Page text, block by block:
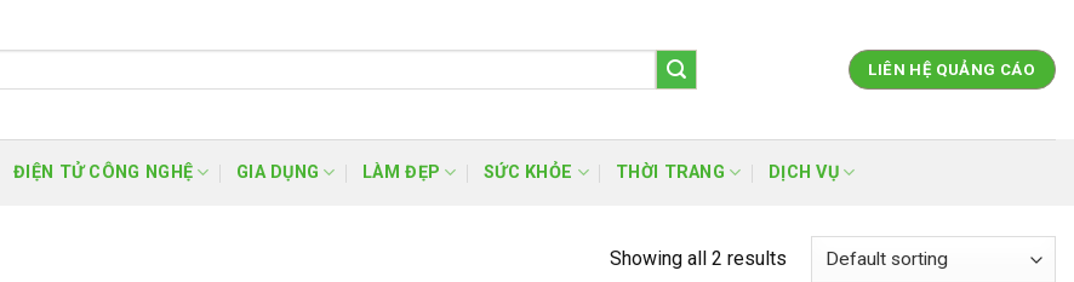
LIÊN HỆ QUẢNG CÁO
ĐIỆN TỬ CÔNG NGHỆ GIA DỤNG LÀM ĐẸP SỨC KHỎE THỜI TRANG DỊCH VỤ
Showing all 2 results